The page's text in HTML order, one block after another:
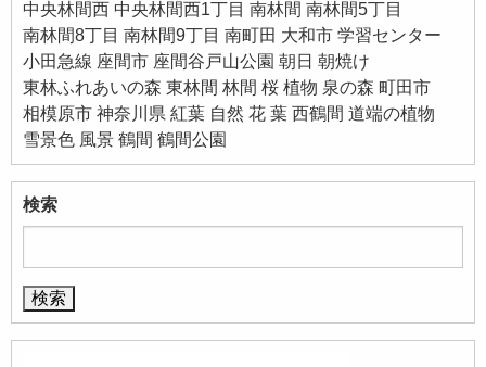
中央林間西 中央林間西1丁目 南林間 南林間5丁目
南林間8丁目 南林間9丁目 南町田 大和市 学習センター
小田急線 座間市 座間谷戸山公園 朝日 朝焼け
東林ふれあいの森 東林間 林間 桜 植物 泉の森 町田市
相模原市 神奈川県 紅葉 自然 花 葉 西鶴間 道端の植物
雪景色 風景 鶴間 鶴間公園
検索